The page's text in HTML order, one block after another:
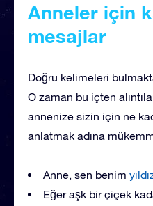
Anneler için
mesajlar
Doğru kelimeleri
O zaman bu içten
annenize sizin için ne
anlatmak adına
Anne, sen benim
Eğer aşk bir çiçek